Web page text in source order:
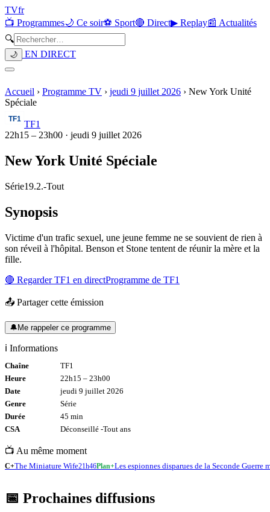
TVfr
📺 Programmes🌙 Ce soir⚽ Sport🔴 Direct▶ Replay📰 Actualités
🔍
🌙 EN DIRECT
Accueil › Programme TV › jeudi 9 juillet 2026 › New York Unité
Spéciale
TF1
22h15 – 23h00 · jeudi 9 juillet 2026
New York Unité Spéciale
Série19.2.-Tout
Synopsis
Victime d'un trafic sexuel, une jeune femme ne se souvient de rien à
son réveil à l'hôpital. Benson et Stone tentent de réunir la mère et la
fille.
🔴 RegarderTF1 en directProgramme de TF1
📤 Partager cette émission
🔔Me rappeler ce programme
ℹ️ Informations
Chaîne
TF1
Heure
22h15 – 23h00
Date
jeudi 9 juillet 2026
Genre
Série
Durée
45 min
CSA
Déconseillé -Tout ans
📺 Au même moment
C+The Miniature Wife21h46Plan+Les espionnes disparues de la Seconde Guerre
📅 Prochaines diffusions